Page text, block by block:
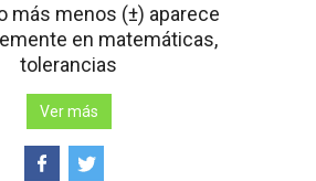
más menos (±) aparece
en matemáticas,
tolerancias
Ver más